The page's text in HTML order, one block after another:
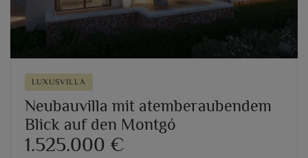
LUXUSVILLA
Neubauvilla mit atemberaubendem
Blick auf den Montgó
1.525.000 €